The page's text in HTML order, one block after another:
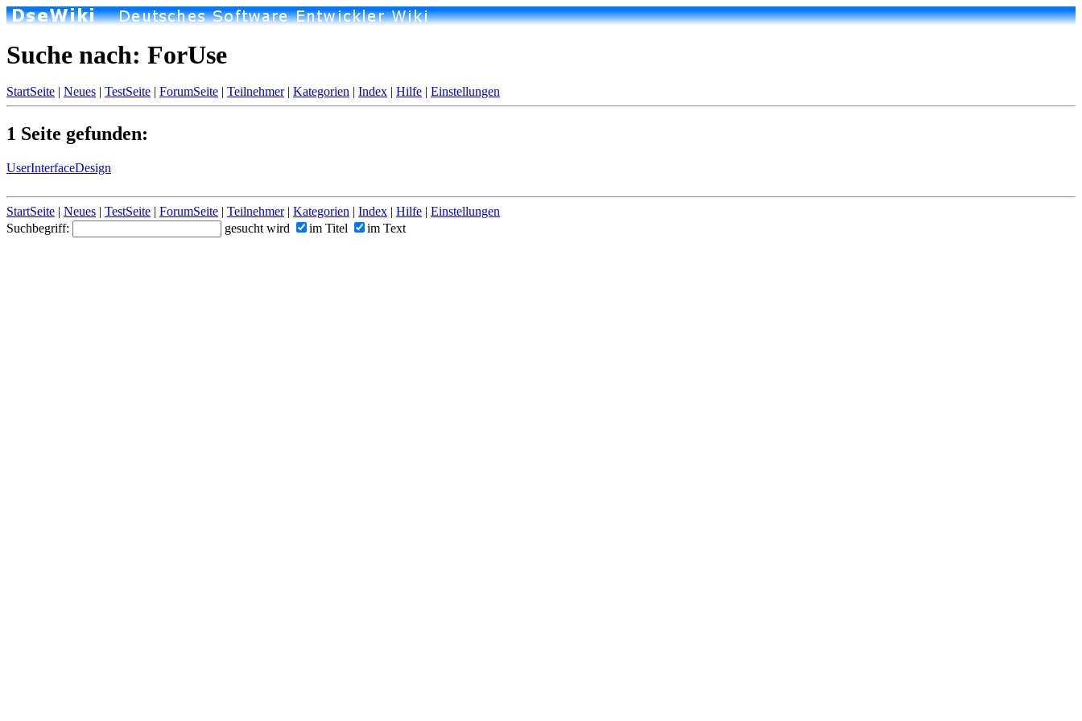
Suche nach: ForUse
StartSeite | Neues | TestSeite | ForumSeite | Teilnehmer| Kategorien | Index | Hilfe | Einstellungen
1 Seite gefunden:
UserInterfaceDesign
StartSeite | Neues | TestSeite | ForumSeite | Teilnehmer| Kategorien | Index | Hilfe | Einstellungen
Suchbegriff:
gesucht wird im Titel im Text